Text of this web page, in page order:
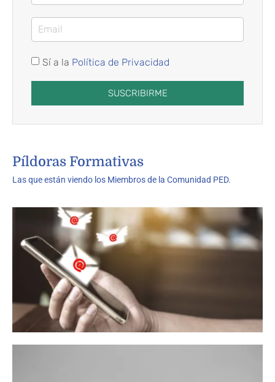
Sí a la Política de Privacidad
SUSCRIBIRME
Píldoras Formativas
Las que están viendo los Miembros de la Comunidad PED.